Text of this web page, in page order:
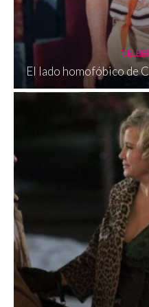
El lado homofóbico de